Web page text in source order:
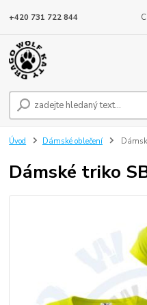
+420 731 722 844
Úvod Dámské oblečení
Dámské triko